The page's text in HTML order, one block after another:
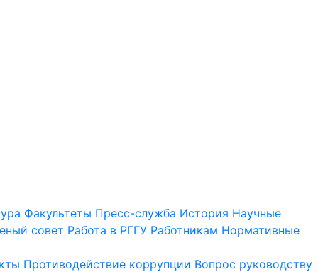
Факультеты Пресс-служба История Научные
совет Работа в РГГУ Работникам Нормативные
Противодействие коррупции Вопрос руководству